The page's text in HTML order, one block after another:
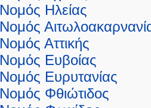
Νομός Ηλείας
Νομός
Νομός Αττικής
Νομός Ευβοίας
Νομός Ευρυτανίας
Νομός Φθιώτιδος